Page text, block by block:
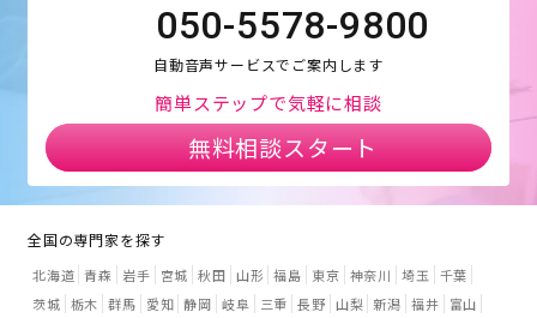
050-5578-9800
自動音声サービスでご案内します
簡単ステップで気軽に相談
無料相談スタート
全国の専門家を探す
北海道 青森 岩手 宮城 秋田 山形 福島 東京 神奈川 埼玉
千葉
茨城 栃木 群馬 愛知 静岡 岐阜 三重 長野 山梨 新潟 福井
富山